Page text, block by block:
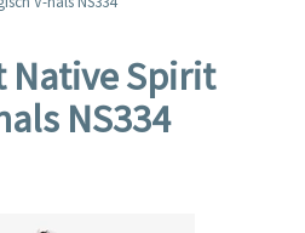
Native Spirit
NS334